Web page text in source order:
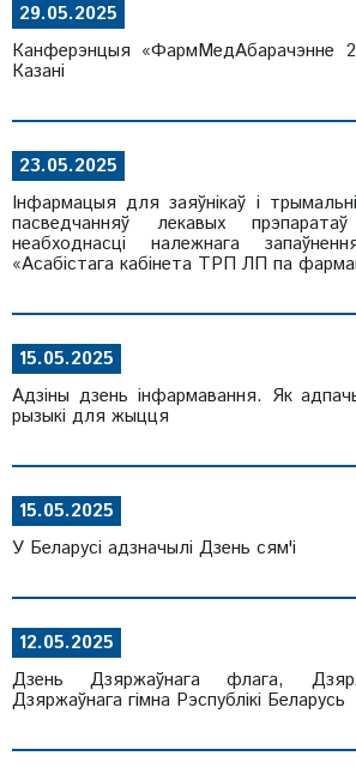
29.05.2025
Канферэнцыя «ФармМедАбарачэнне
Казані
23.05.2025
Інфармацыя для заяўнікаў і
пасведчанняў лекавых
неабходнасці належнага
«Асабістага кабінета ТРП ЛП па
15.05.2025
Адзіны дзень інфармавання. Як
рызыкі для жыцця
15.05.2025
У Беларусі адзначылі Дзень сям'і
12.05.2025
Дзень Дзяржаўнага флага,
Дзяржаўнага гімна Рэспублікі Беларусь